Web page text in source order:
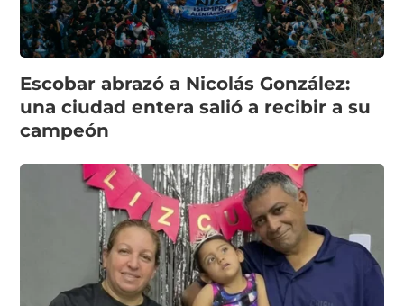
Escobar abrazó a Nicolás González:
una ciudad entera salió a recibir a su
campeón